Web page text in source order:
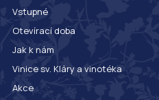
Vstupné
Otevírací doba
Jak k nám
Vinice sv. Kláry a vinotéka
Akce